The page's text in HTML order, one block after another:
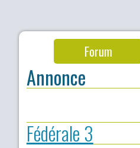
Forum
Annonce
Fédérale 3